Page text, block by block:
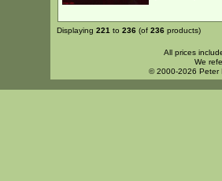
Displaying 221 to 236 (of 236 products)
All prices
We
© 2000-2026 Peter